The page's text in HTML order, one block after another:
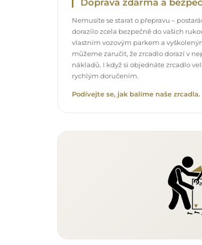
Doprava zdarma a
Nemusíte se starat o přepravu –
dorazilo zcela bezpečně do vašich
vlastním vozovým parkem a
můžeme zaručit, že zrcadlo dorazí v
nákladů. I když si objednáte zrcadlo
rychlým doručením.
Podívejte se, jak balíme naše zrcadla.